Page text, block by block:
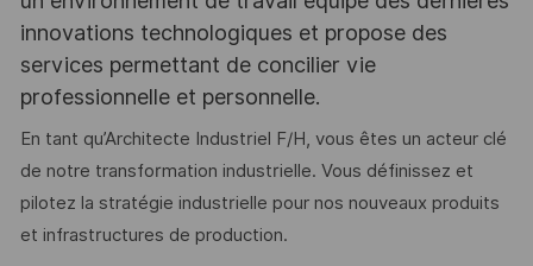
innovations technologiques et propose des
services permettant de concilier vie
professionnelle et personnelle.
En tant qu’Architecte Industriel F/H, vous êtes un acteur clé
de notre transformation industrielle. Vous définissez et
pilotez la stratégie industrielle pour nos nouveaux produits
et infrastructures de production.